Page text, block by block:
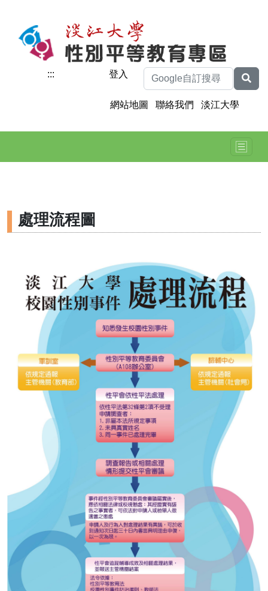
::: 登入
網站地圖 聯絡我們 淡江大學
處理流程圖